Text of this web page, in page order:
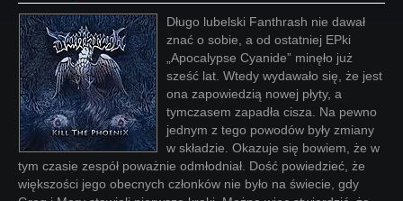
Długo lubelski Fanthrash nie dawał
znać o sobie, a od ostatniej EPki
„Apocalypse Cyanide” minęło już
sześć lat. Wtedy wydawało się, że jest
ona zapowiedzią nowej płyty, a
tymczasem zapadła cisza. Na pewno
jednym z tego powodów były zmiany
w składzie. Okazuje się bowiem, że w
tym czasie zespół poważnie odmłodniał. Dość powiedzieć, że
większości jego obecnych członków nie było na świecie, gdy